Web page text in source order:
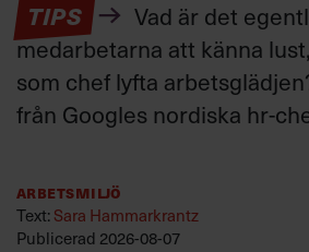
TIPS
Vad är det
medarbetarna att känna
som chef lyfta
från Googles nordiska hr-
Arbetsmiljö
Text:Sara Hammarkrantz
Publicerad 2026-08-07